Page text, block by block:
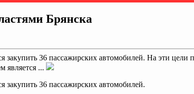
Брянска
закупить 36 пассажирских автомобилей. На эти
является ...
закупить 36 пассажирских автомобилей.